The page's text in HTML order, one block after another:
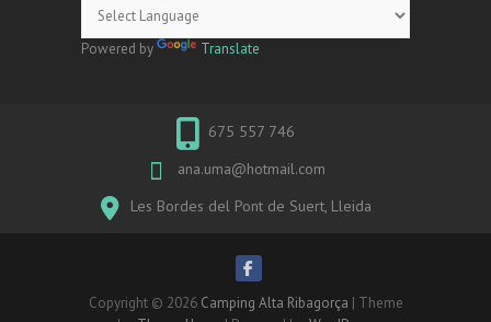
Powered by Translate
675 557 746
ana.uma@hotmail.com
Les Bordes del Pont de Suert, Lleida
Copyright © 2026 Camping Alta Ribagorça | Theme